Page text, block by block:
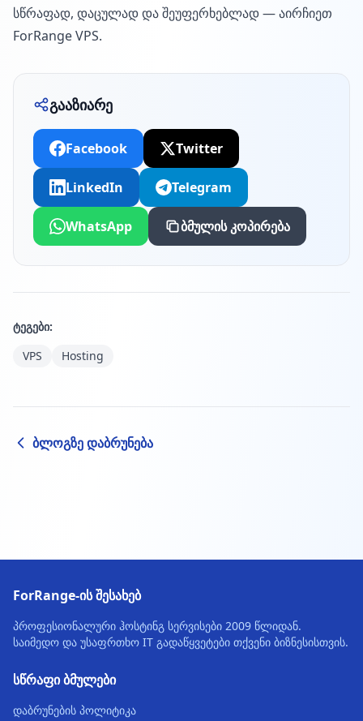
სწრაფად, დაცულად და შეუფერხებლად — აირჩიეთ
ForRange VPS.
გააზიარე
Facebook Twitter
LinkedIn Telegram
WhatsApp ბმულის კოპირება
ტეგები:
VPS
Hosting
ბლოგზე დაბრუნება
ForRange-ის შესახებ
პროფესიონალური ჰოსტინგ სერვისები 2009 წლიდან.
საიმედო და უსაფრთხო IT გადაწყვეტები თქვენი ბიზნესისთვის.
სწრაფი ბმულები
დაბრუნების პოლიტიკა